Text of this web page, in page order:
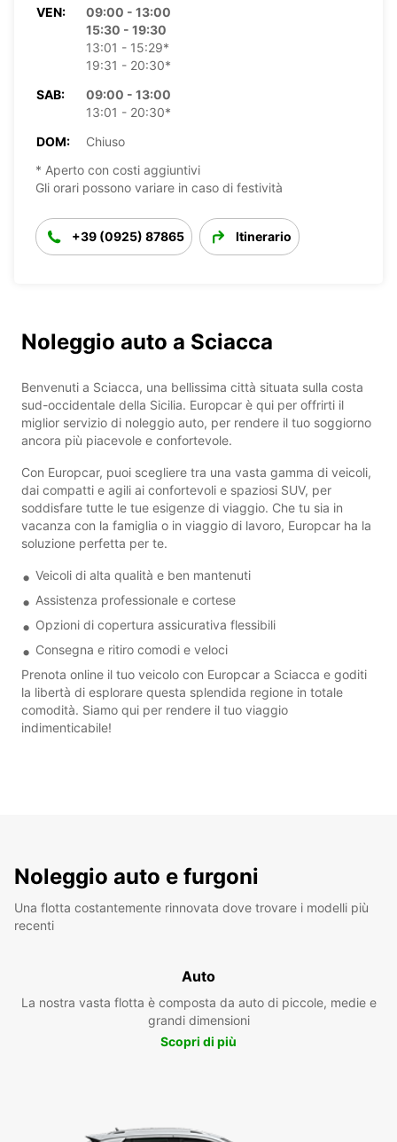
VEN:
09:00 - 13:00
15:30 - 19:30
13:01 - 15:29*
19:31 - 20:30*
SAB:
09:00 - 13:00
13:01 - 20:30*
DOM:
Chiuso
* Aperto con costi aggiuntivi
Gli orari possono variare in caso di festività
+39 (0925) 87865 Itinerario
Noleggio auto a Sciacca
Benvenuti a Sciacca, una bellissima città situata sulla costa
sud-occidentale della Sicilia. Europcar è qui per offrirti il
miglior servizio di noleggio auto, per rendere il tuo soggiorno
ancora più piacevole e confortevole.
Con Europcar, puoi scegliere tra una vasta gamma di veicoli,
dai compatti e agili ai confortevoli e spaziosi SUV, per
soddisfare tutte le tue esigenze di viaggio. Che tu sia in
vacanza con la famiglia o in viaggio di lavoro, Europcar ha la
soluzione perfetta per te.
Veicoli di alta qualità e ben mantenuti
Assistenza professionale e cortese
Opzioni di copertura assicurativa flessibili
Consegna e ritiro comodi e veloci
Prenota online il tuo veicolo con Europcar a Sciacca e goditi
la libertà di esplorare questa splendida regione in totale
comodità. Siamo qui per rendere il tuo viaggio
indimenticabile!
Noleggio auto e furgoni
Una flotta costantemente rinnovata dove trovare i modelli più
recenti
Auto
La nostra vasta flotta è composta da auto di piccole, medie e
grandi dimensioni
Scopri di più